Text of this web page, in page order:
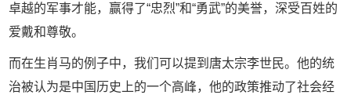
卓越的军事才能，赢得了“忠烈”和“勇武”的美誉，深受百姓的
爱戴和尊敬。
而在生肖马的例子中，我们可以提到唐太宗李世民。他的统
治被认为是中国历史上的一个高峰，他的政策推动了社会经